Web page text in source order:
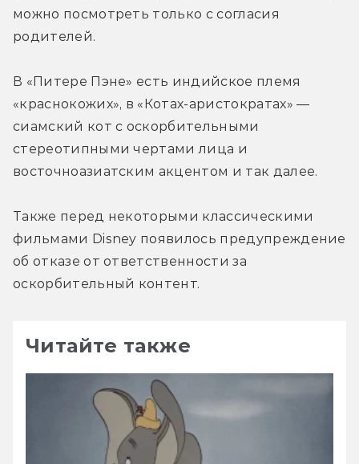
можно посмотреть только с согласия
родителей.
В «Питере Пэне» есть индийское племя
«краснокожих», в «Котах-аристократах» —
сиамский кот с оскорбительными
стереотипными чертами лица и
восточноазиатским акцентом и так далее.
Также перед некоторыми классическими
фильмами Disney появилось предупреждение
об отказе от ответственности за
оскорбительный контент.
Читайте также